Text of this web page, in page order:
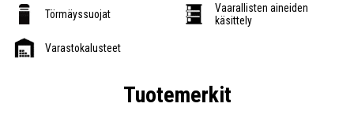
Törmäyssuojat
Vaarallisten aineiden
käsittely
Varastokalusteet
Tuotemerkit